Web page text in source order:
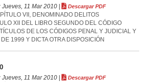
Jueves, 11 Mar 2010 | Descargar PDF
VII, DENOMINADO DELITOS
XII DEL LIBRO SEGUNDO DEL CÓDIGO
DE LOS CÓDIGOS PENAL Y JUDICIAL Y
1999 Y DICTA OTRA DISPOSICIÓN
Jueves, 11 Mar 2010 | Descargar PDF